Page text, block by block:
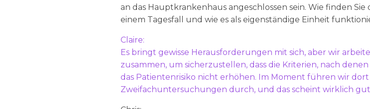
an das Hauptkrankenhaus angeschlossen sein. Wie finden
einem Tagesfall und wie es als eigenständige Einheit
Claire:
Es bringt gewisse Herausforderungen mit sich, aber wir
zusammen, um sicherzustellen, dass die Kriterien, nach
das Patientenrisiko nicht erhöhen. Im Moment führen wir dort
Zweifachuntersuchungen durch, und das scheint wirklich